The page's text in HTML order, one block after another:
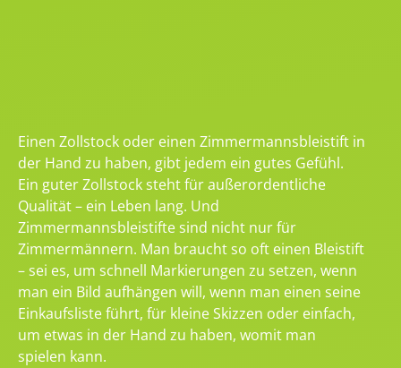
Einen Zollstock oder einen Zimmermannsbleistift in
der Hand zu haben, gibt jedem ein gutes Gefühl.
Ein guter Zollstock steht für außerordentliche
Qualität – ein Leben lang. Und
Zimmermannsbleistifte sind nicht nur für
Zimmermännern. Man braucht so oft einen Bleistift
– sei es, um schnell Markierungen zu setzen, wenn
man ein Bild aufhängen will, wenn man einen seine
Einkaufsliste führt, für kleine Skizzen oder einfach,
um etwas in der Hand zu haben, womit man
spielen kann.